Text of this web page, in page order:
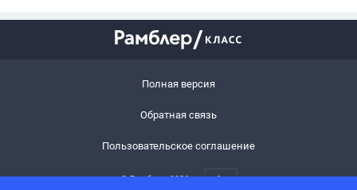
Полная версия
Обратная связь
Пользовательское соглашение
© Рамблер,2026 6+